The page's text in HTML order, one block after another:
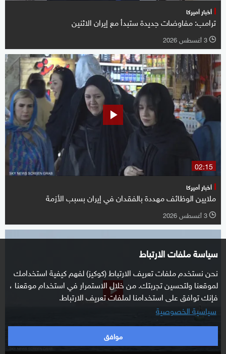
سياسة ملفات الارتباط
نحن نستخدم ملفات تعريف الارتباط (كوكيز) لفهم كيفية استخدامك
لموقعنا ولتحسين تجربتك. من خلال الاستمرار في استخدام موقعنا ،
فإنك توافق على استخدامنا لملفات تعريف الارتباط.
سياسية الخصوصية
موافق
أخبار أميركا
ترامب: مفاوضات جديدة ستبدأ مع إيران الاثنين
l 3 أغسطس 2026
02:15
أخبار أميركا
ملايين الوظائف مهددة بالفقدان في إيران بسبب الأزمة
l 3 أغسطس 2026